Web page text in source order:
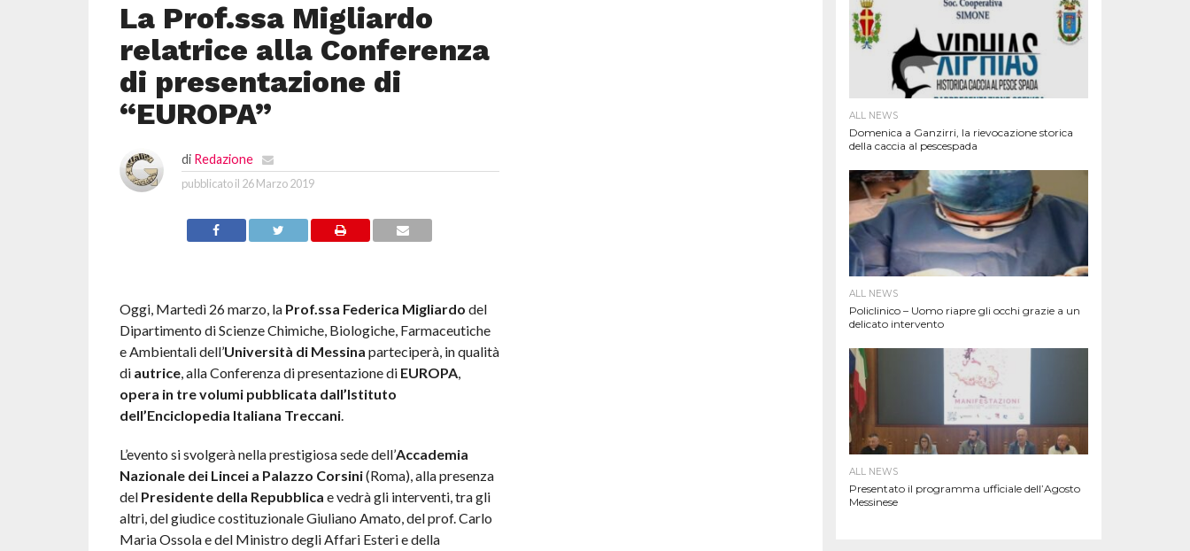
La Prof.ssa Migliardo
relatrice alla Conferenza
di presentazione di
“EUROPA”
di Redazione
pubblicato il 26 Marzo 2019
Oggi, Martedì 26 marzo, la Prof.ssa Federica Migliardo del
Dipartimento di Scienze Chimiche, Biologiche, Farmaceutiche
e Ambientali dell’Università di Messina parteciperà, in qualità
di autrice, alla Conferenza di presentazione di EUROPA,
opera in tre volumi pubblicata dall’Istituto
dell’Enciclopedia Italiana Treccani.
L’evento si svolgerà nella prestigiosa sede dell’Accademia
Nazionale dei Lincei a Palazzo Corsini(Roma), alla presenza
del Presidente della Repubblica e vedrà gli interventi, tra gli
altri, del giudice costituzionale Giuliano Amato, del prof. Carlo
Maria Ossola e del Ministro degli Affari Esteri e della
ALL NEWS
Domenica a Ganzirri, la rievocazione storica
della caccia al pescespada
ALL NEWS
Policlinico – Uomo riapre gli occhi grazie a un
delicato intervento
ALL NEWS
Presentato il programma ufficiale dell’Agosto
Messinese